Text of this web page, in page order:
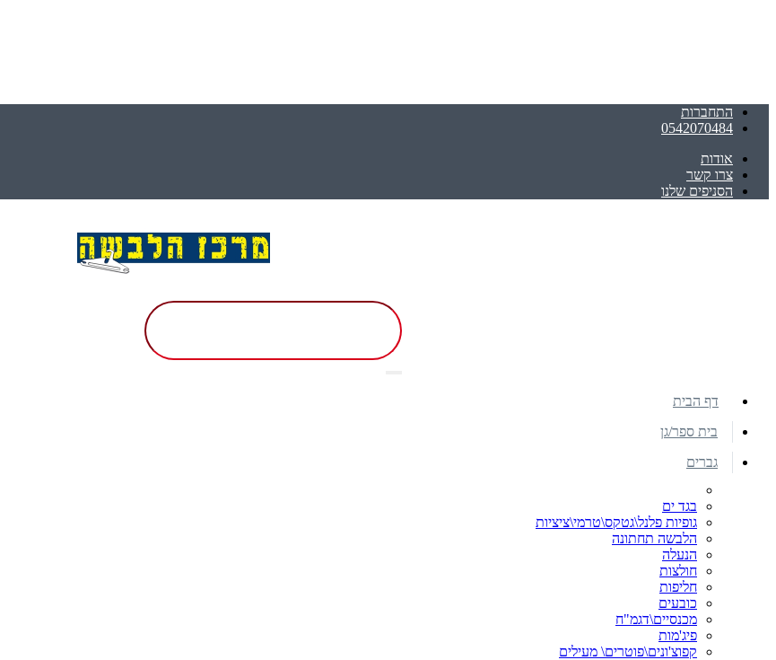
התחברות
0542070484
אודות
צרו קשר
הסניפים שלנו
דף הבית
בית ספר/גן
גברים
בגד ים
גופיות פלנל\גטקס\טרמי\ציציות
הלבשה תחתונה
הנעלה
חולצות
חליפות
כובעים
מכנסיים\דגמ"ח
פיג'מות
קפוצ'ונים\פוטרים\ מעילים